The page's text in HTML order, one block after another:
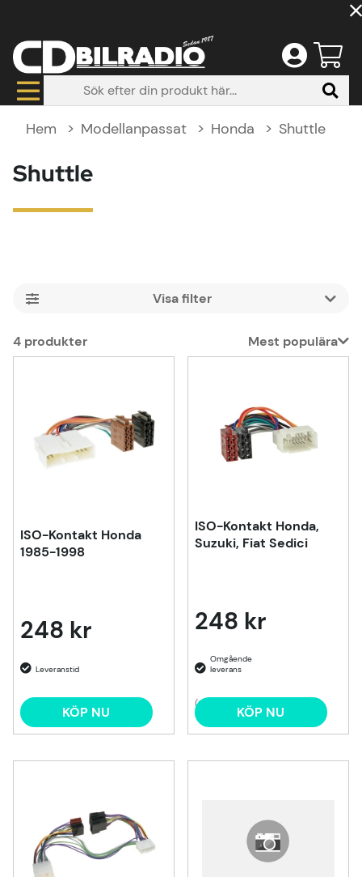
Hem Modellanpassat Honda Shuttle
Shuttle
Filtrera
4 produkter
Mest populära
ISO-Kontakt Honda
1985-1998
248 kr
KÖP NU
ISO-Kontakt Honda,
Suzuki, Fiat Sedici
248 kr
(2) KÖP NU